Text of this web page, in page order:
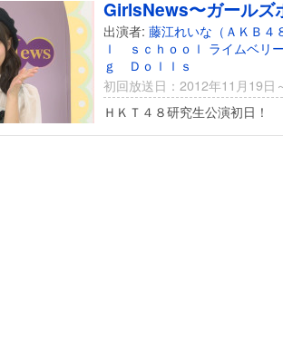
GirlsNews〜ガールズ
出演者: 藤江れいな（ＡＫＢ４
ｌ ｓｃｈｏｏｌ ライムベリ
ｇ Ｄｏｌｌｓ
初回放送日：2012年11月19日
ＨＫＴ４８研究生公演初日！